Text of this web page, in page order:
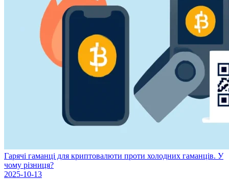
Гарячі гаманці для криптовалюти проти холодних гаманців. У
чому різниця?
2025-10-13